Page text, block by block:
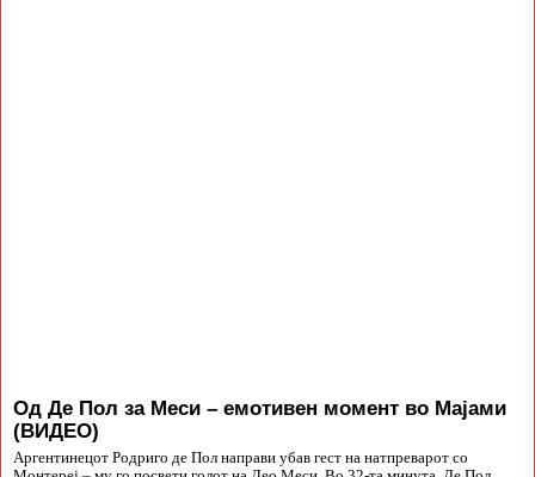
Од Де Пол за Меси – емотивен момент во Мајами
(ВИДЕО)
Аргентинецот Родриго де Пол направи убав гест на натпреварот со